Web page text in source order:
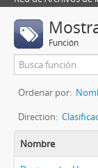
Función
Ordenar por:
Direction:
Nombre